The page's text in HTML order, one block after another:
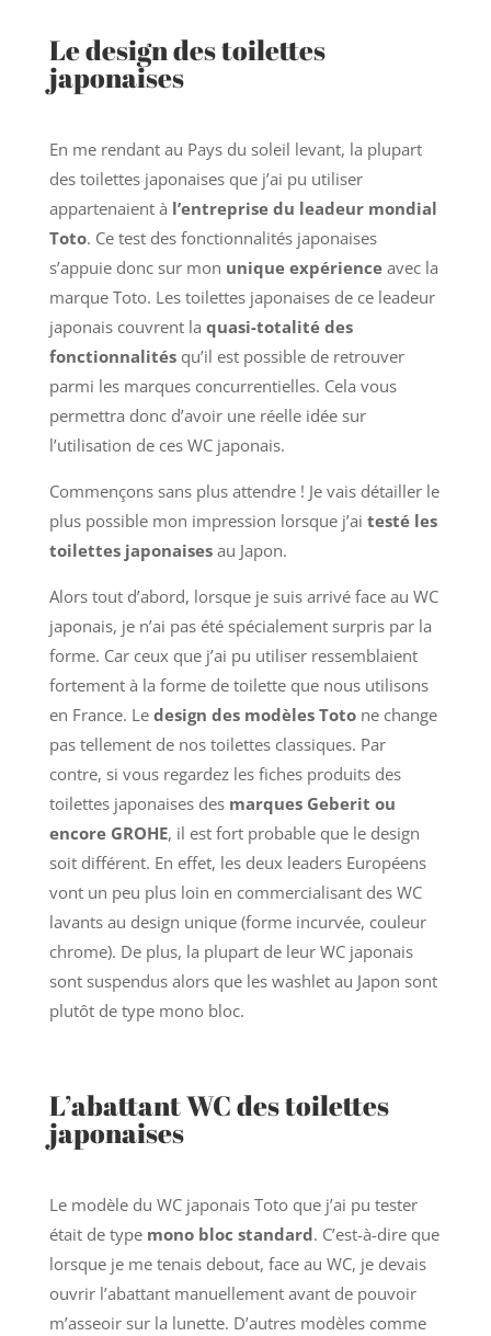
Le design des toilettes
japonaises
En me rendant au Pays du soleil levant, la plupart
des toilettes japonaises que j’ai pu utiliser
appartenaient à l’entreprise du leadeur mondial
Toto. Ce test des fonctionnalités japonaises
s’appuie donc sur mon unique expérienceavec la
marque Toto. Les toilettes japonaises de ce leadeur
japonais couvrent la quasi-totalité des
fonctionnalitésqu’il est possible de retrouver
parmi les marques concurrentielles. Cela vous
permettra donc d’avoir une réelle idée sur
l’utilisation de ces WC japonais.
Commençons sans plus attendre ! Je vais détailler le
plus possible mon impression lorsque j’ai testé les
toilettes japonaisesau Japon.
Alors tout d’abord, lorsque je suis arrivé face au WC
japonais, je n’ai pas été spécialement surpris par la
forme. Car ceux que j’ai pu utiliser ressemblaient
fortement à la forme de toilette que nous utilisons
en France. Le design des modèles Totone change
pas tellement de nos toilettes classiques. Par
contre, si vous regardez les fiches produits des
toilettes japonaises des marques Geberit ou
encore GROHE, il est fort probable que le design
soit différent. En effet, les deux leaders Européens
vont un peu plus loin en commercialisant des WC
lavants au design unique (forme incurvée, couleur
chrome). De plus, la plupart de leur WC japonais
sont suspendus alors que les washlet au Japon sont
plutôt de type mono bloc.
L’abattant WC des toilettes
japonaises
Le modèle du WC japonais Toto que j’ai pu tester
était de type mono bloc standard. C’est-à-dire que
lorsque je me tenais debout, face au WC, je devais
ouvrir l’abattant manuellement avant de pouvoir
m’asseoir sur la lunette. D’autres modèles comme